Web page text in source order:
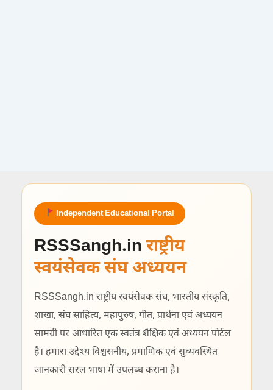
Independent Educational Portal
RSSSangh.in राष्ट्रीय
स्वयंसेवक संघ अध्ययन
RSSSangh.in राष्ट्रीय स्वयंसेवक संघ, भारतीय संस्कृति,
शाखा, संघ साहित्य, महापुरुष, गीत, प्रार्थना एवं अध्ययन
सामग्री पर आधारित एक स्वतंत्र शैक्षिक एवं अध्ययन पोर्टल
है। हमारा उद्देश्य विश्वसनीय, प्रमाणिक एवं सुव्यवस्थित
जानकारी सरल भाषा में उपलब्ध कराना है।